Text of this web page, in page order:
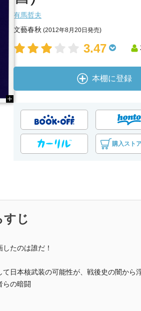
有馬哲夫
文藝春秋 (2012年8月20日発売)
3.47
本棚に登録
購入スト
すじ
たのは誰だ！
て日本核武装の可能性が、戦後史の闇から
らの暗闘